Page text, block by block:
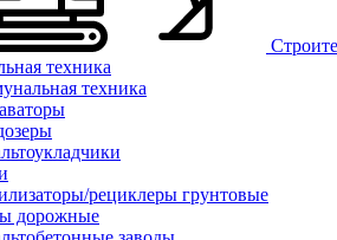
техника
техника
рециклеры грунтовые
дорожные